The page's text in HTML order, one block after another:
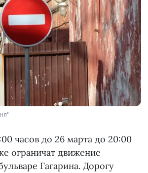
часов до 26 марта до 20:00
ограничат движение
Гагарина. Дорогу